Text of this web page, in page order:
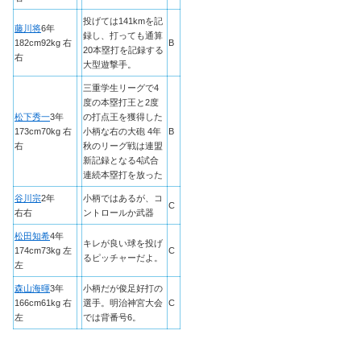
藤川将6年
182cm92kg 右
右
投げては141kmを記
録し、打っても通算
20本塁打を記録する
大型遊撃手。
B
松下秀一3年
173cm70kg 右
右
三重学生リーグで4
度の本塁打王と2度
の打点王を獲得した
小柄な右の大砲 4年
秋のリーグ戦は連盟
新記録となる4試合
連続本塁打を放った
B
谷川宗2年
右右
小柄ではあるが、コ
ントロールか武器
C
松田知希4年
174cm73kg 左
左
キレが良い球を投げ
るピッチャーだよ。
C
森山海暉3年
166cm61kg 右
左
小柄だが俊足好打の
選手。明治神宮大会
では背番号6。
C